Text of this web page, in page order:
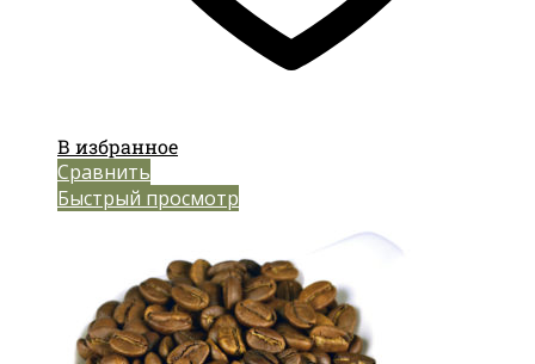
В избранное
Сравнить
Быстрый просмотр